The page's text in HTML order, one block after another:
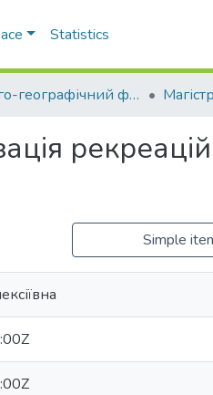
Statistics
Геолого-географічний факультет
Simple